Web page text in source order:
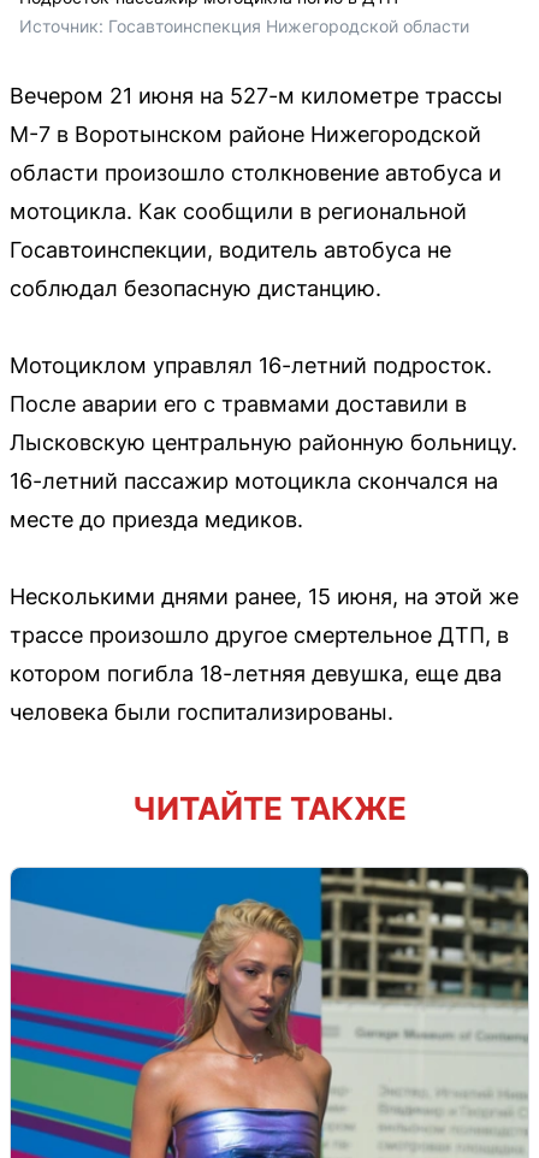
Источник: Госавтоинспекция Нижегородской области
Вечером 21 июня на 527-м километре трассы
М-7 в Воротынском районе Нижегородской
области произошло столкновение автобуса и
мотоцикла. Как сообщили в региональной
Госавтоинспекции, водитель автобуса не
соблюдал безопасную дистанцию.
Мотоциклом управлял 16-летний подросток.
После аварии его с травмами доставили в
Лысковскую центральную районную больницу.
16-летний пассажир мотоцикла скончался на
месте до приезда медиков.
Несколькими днями ранее, 15 июня, на этой же
трассе произошло другое смертельное ДТП, в
котором погибла 18-летняя девушка, еще два
человека были госпитализированы.
ЧИТАЙТЕ ТАКЖЕ